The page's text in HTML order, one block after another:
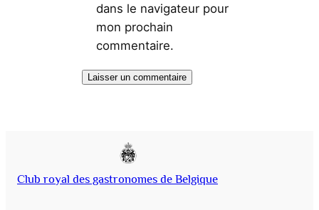
dans le navigateur pour
mon prochain
commentaire.
Club royal des gastronomes de Belgique